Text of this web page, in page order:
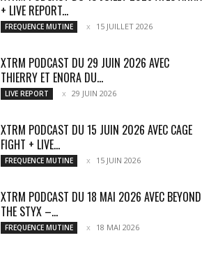
+ LIVE REPORT...
FREQUENCE MUTINE 15 JUILLET 2026
XTRM PODCAST DU 29 JUIN 2026 AVEC
THIERRY ET ENORA DU...
LIVE REPORT 29 JUIN 2026
XTRM PODCAST DU 15 JUIN 2026 AVEC CAGE
FIGHT + LIVE...
FREQUENCE MUTINE 15 JUIN 2026
XTRM PODCAST DU 18 MAI 2026 AVEC BEYOND
THE STYX –...
FREQUENCE MUTINE 18 MAI 2026